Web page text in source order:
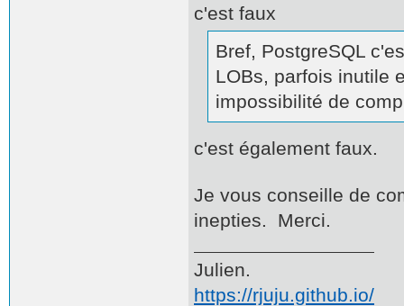
c'est faux
Bref, PostgreSQL
LOBs, parfois inutile
impossibilité de
c'est également faux.
Je vous conseille de
inepties. Merci.
Julien.
https://rjuju.github.io/